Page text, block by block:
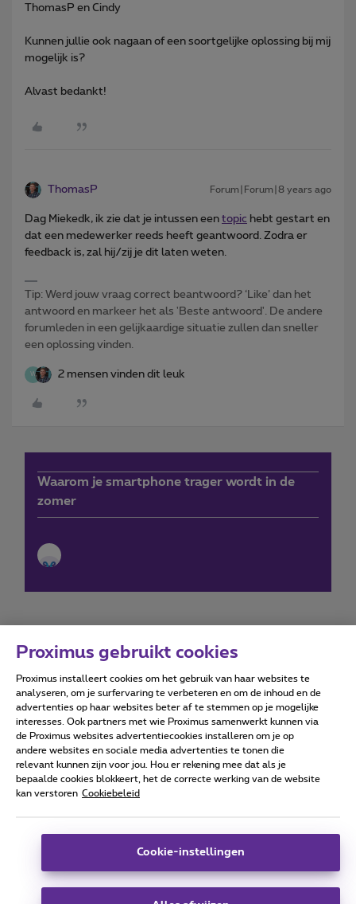
ThomasP en Cindy
Kunnen jullie ook nagaan of een soortgelijke oplossing bij mij
mogelijk is?
Alvast bedankt!
ThomasP Forum|Forum|8 years ago
Dag Miekedk, ik zie dat je intussen een topic hebt gestart en
dat een medewerker reeds heeft geantwoord. Zodra er
feedback is, zal hij/zij je dit laten weten.
Tip: Werd jouw vraag correct beantwoord? ‘Like’ dan het
antwoord en markeer het als 'Beste antwoord'. De andere
forumleden in een gelijkaardige situatie zullen dan sneller
een oplossing vinden.
W 2 mensen vinden dit leuk
Waarom je smartphone trager wordt in de
zomer
Forumvoorwaarden Accessibility statement
Alle rechten voorbehouden. © Proximus
Algemene voorwaarden, consumenteninfo
Deze website is gecreëerd en wordt beheerd conform het
Koning Albert II-laan 27 - B-1030 Brussel.
Proximus gebruikt cookies
Proximus installeert cookies om het gebruik van haar websites te
analyseren, om je surfervaring te verbeteren en om de inhoud en de
advertenties op haar websites beter af te stemmen op je mogelijke
interesses. Ook partners met wie Proximus samenwerkt kunnen via
de Proximus websites advertentiecookies installeren om je op
andere websites en sociale media advertenties te tonen die
relevant kunnen zijn voor jou. Hou er rekening mee dat als je
bepaalde cookies blokkeert, het de correcte werking van de website
kan verstoren Cookiebeleid
Cookie-instellingen